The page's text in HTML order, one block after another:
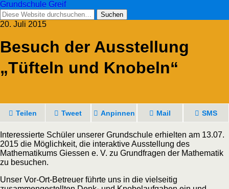
Grundschule Greif
20. Juli 2015
Besuch der Ausstellung
„Tüfteln und Knobeln“
Teilen Tweet Anpinnen Mail SMS
Interessierte Schüler unserer Grundschule erhielten am 13.07.
2015 die Möglichkeit, die interaktive Ausstellung des
Mathematikums Giessen e. V. zu Grundfragen der Mathematik
zu besuchen.
Unser Vor-Ort-Betreuer führte uns in die vielseitig